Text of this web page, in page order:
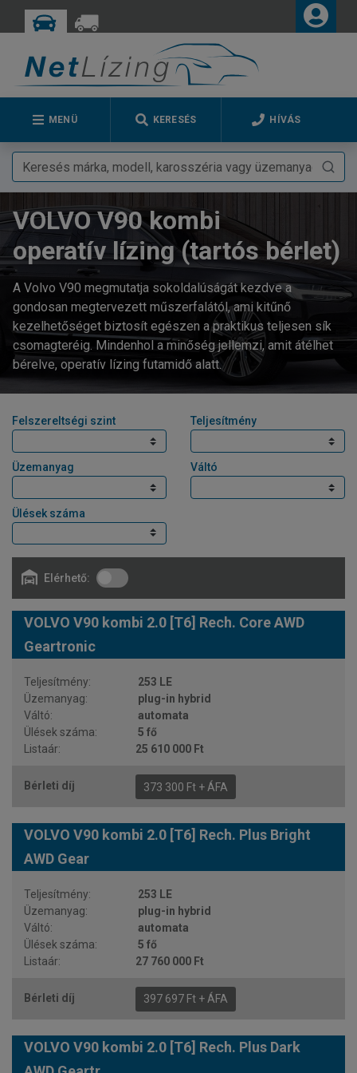
MENÜ KERESÉS HÍVÁS
VOLVO V90 kombi
operatív lízing (tartós bérlet)
A Volvo V90 megmutatja sokoldalúságát kezdve a
gondosan megtervezett műszerfalától, ami kitűnő
kezelhetőséget biztosít egészen a praktikus teljesen sík
csomagteréig. Mindenhol a minőség jellemzi, amit átélhet
bérelve, operatív lízing futamidő alatt.
Felszereltségi szint Teljesítmény
Üzemanyag Váltó
Ülések száma
Elérhető:
VOLVO V90 kombi 2.0 [T6] Rech. Core AWD
Geartronic
253 LE
plug-in hybrid
automata
5 fő
25 610 000 Ft
373 300 Ft + ÁFA
VOLVO V90 kombi 2.0 [T6] Rech. Plus Bright
AWD Gear
253 LE
plug-in hybrid
automata
5 fő
27 760 000 Ft
397 697 Ft + ÁFA
VOLVO V90 kombi 2.0 [T6] Rech. Plus Dark